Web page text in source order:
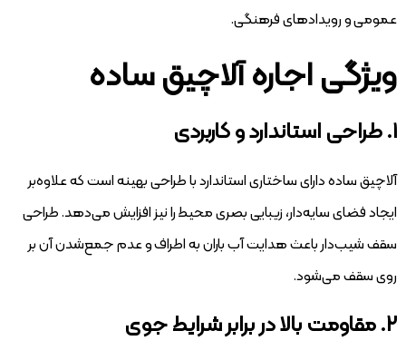
عمومی و رویدادهای فرهنگی.
ویژگی اجاره آلاچیق ساده
۱. طراحی استاندارد و کاربردی
آلاچیق ساده دارای ساختاری استاندارد با طراحی بهینه است که علاوه‌بر
ایجاد فضای سایه‌دار، زیبایی بصری محیط را نیز افزایش می‌دهد. طراحی
سقف شیب‌دار باعث هدایت آب باران به اطراف و عدم جمع‌شدن آن بر
روی سقف می‌شود.
۲. مقاومت بالا در برابر شرایط جوی